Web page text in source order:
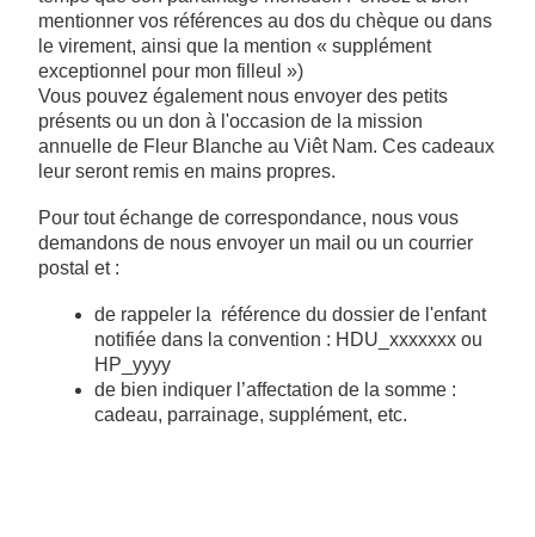
mentionner vos références au dos du chèque ou dans
le virement, ainsi que la mention « supplément
exceptionnel pour mon filleul »)
Vous pouvez également nous envoyer des petits
présents ou un don à l'occasion de la mission
annuelle de Fleur Blanche au Viêt Nam. Ces cadeaux
leur seront remis en mains propres.
Pour tout échange de correspondance, nous vous
demandons de nous envoyer un mail ou un courrier
postal et :
de rappeler la référence du dossier de l'enfant
notifiée dans la convention : HDU_xxxxxxx ou
HP_yyyy
de bien indiquer l’affectation de la somme :
cadeau, parrainage, supplément, etc.